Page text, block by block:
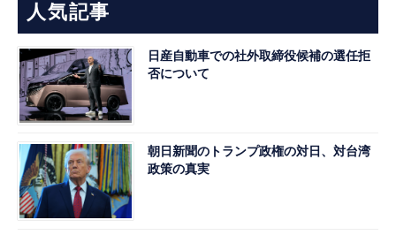
人気記事
日産自動車での社外取締役候補の選任拒
否について
朝日新聞のトランプ政権の対日、対台湾
政策の真実